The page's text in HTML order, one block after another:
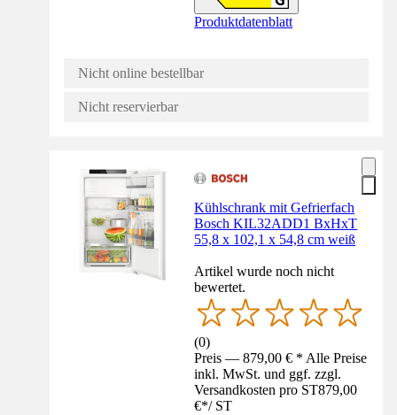
Produktdatenblatt
Nicht online bestellbar
Nicht reservierbar
Kühlschrank mit Gefrierfach
Bosch KIL32ADD1 BxHxT
55,8 x 102,1 x 54,8 cm weiß
Artikel wurde noch nicht
bewertet.
(0)
Preis — 879,00 € * Alle Preise
inkl. MwSt. und ggf. zzgl.
Versandkosten pro ST879,00
€*/ ST